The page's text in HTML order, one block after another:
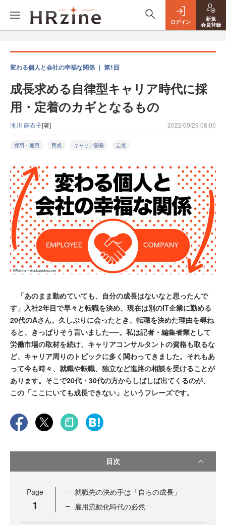
ログイン
新規
会員登録
変わる個人と会社の幸福な関係 ｜ 第1回
成長求める自律型キャリア時代に採
用・定着のカギとなるもの
滝川 麻衣子[著] 2022/09/29 08:00
採用・雇用 育成 キャリア開発 定着
「あのまま勤めていても、自分の成長はないなと思ったんで
す」入社2年目で早々と転職を決め、現在は別のIT企業に勤める
20代のAさん。久しぶりに会ったとき、転職を決めた理由を尋ね
ると、きっぱりそう言いました──。私は記者・編集者業として
労働市場の取材を続け、キャリアコンサルタントの資格も取るな
ど、キャリア周りのトピックに多く関わってきました。それもあ
って今も時々、就職や転職、独立など進路の相談を受けることが
あります。そこで20代・30代の方からしばしば出てくるのが、
この「ここにいても成長できない」というフレーズです。
目次
Page
1
就職先の決め手は「自らの成長」
雇用流動化時代の必然